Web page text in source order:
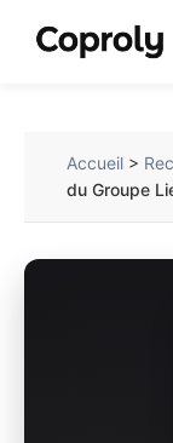
Accueil >
du Groupe